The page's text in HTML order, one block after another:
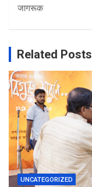
जागरूक
Related Posts
UNCATEGORIZED